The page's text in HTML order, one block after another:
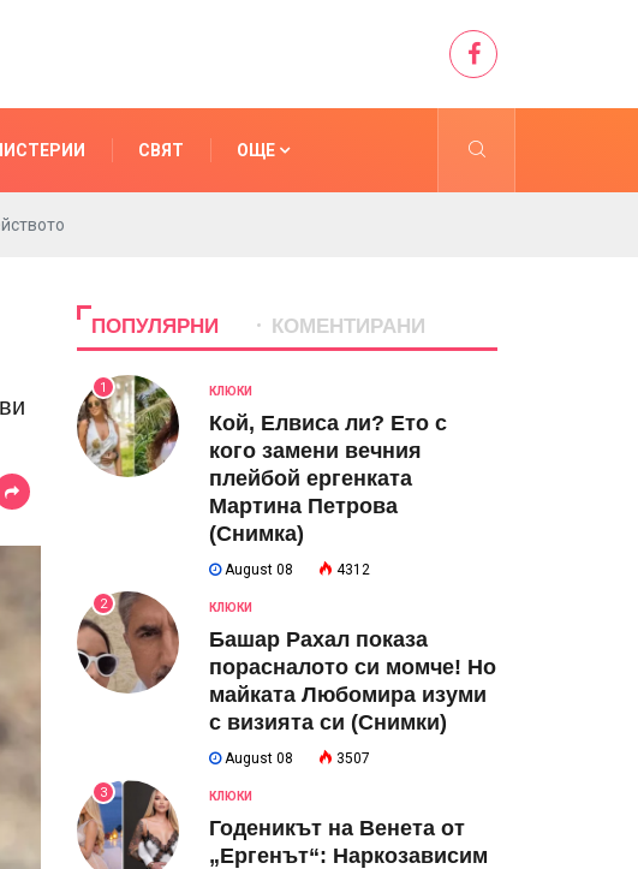
СВЯТ ОЩЕ
ПОПУЛЯРНИ КОМЕНТИРАНИ
1 КЛЮКИ
Кой, Елвиса ли? Ето с
кого замени вечния
плейбой ергенката
Мартина Петрова
(Снимка)
August 08 4312
2 КЛЮКИ
Башар Рахал показа
порасналото си момче! Но
майката Любомира изуми
с визията си (Снимки)
August 08 3507
3 КЛЮКИ
Годеникът на Венета от
„Ергенът“: Наркозависим